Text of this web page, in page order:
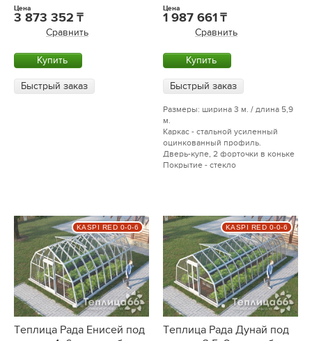
Цена
3 873 352
Сравнить
Купить
Быстрый заказ
Цена
1 987 661
Сравнить
Купить
Быстрый заказ
Размеры: ширина 3 м. / длина 5,9
м.
Каркас - стальной усиленный
оцинкованный профиль.
Дверь-купе, 2 форточки в коньке
Покрытие - стекло
Теплица Рада Енисей под
KASPI RED 0-0-6
Теплица Рада Дунай под
KASPI RED 0-0-6